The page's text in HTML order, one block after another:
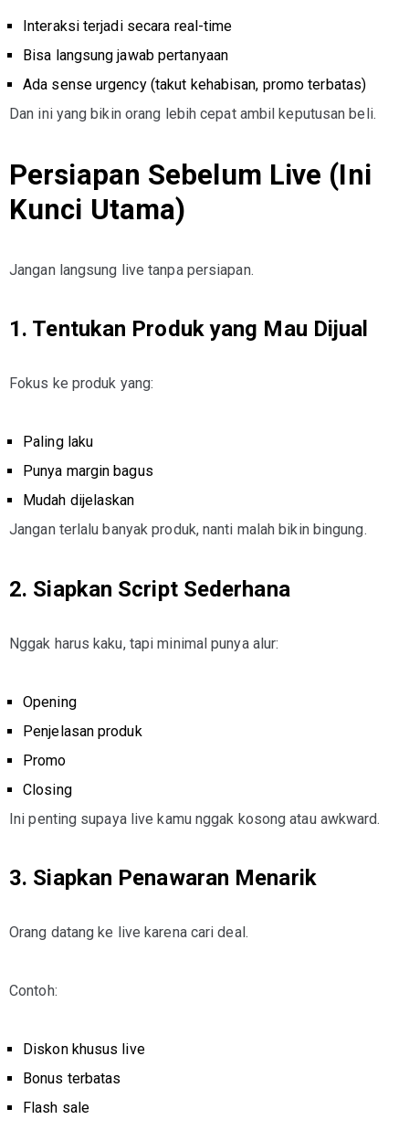
Interaksi terjadi secara real-time
Bisa langsung jawab pertanyaan
Ada sense urgency (takut kehabisan, promo terbatas)
Dan ini yang bikin orang lebih cepat ambil keputusan beli.
Persiapan Sebelum Live (Ini
Kunci Utama)
Jangan langsung live tanpa persiapan.
1. Tentukan Produk yang Mau Dijual
Fokus ke produk yang:
Paling laku
Punya margin bagus
Mudah dijelaskan
Jangan terlalu banyak produk, nanti malah bikin bingung.
2. Siapkan Script Sederhana
Nggak harus kaku, tapi minimal punya alur:
Opening
Penjelasan produk
Promo
Closing
Ini penting supaya live kamu nggak kosong atau awkward.
3. Siapkan Penawaran Menarik
Orang datang ke live karena cari deal.
Contoh:
Diskon khusus live
Bonus terbatas
Flash sale